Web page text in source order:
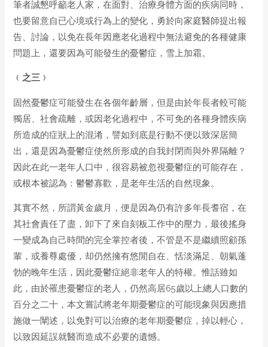
筆者誠懇呼籲老人家，在面對、治療身體方面的疾病同時，
也要留意自已心境或行為上的變化，勇於向家庭醫師提出報
告、討論，以免在長年因應老化過程中無法避免的各種健康
問題上，還要因為可能發生的憂鬱症，雪上加霜。
﹙之三﹚
固然憂鬱症可能發生在各個年齡層，但是由於年長者較可能
獨居、社會疏離，或因老化過程中，不可免的各種身體疾病
所造成的症狀上的混淆，譬如到底是行動不便以致深居簡
出，還是因為憂鬱症使然所形成的自我封閉而與外界隔離？
因此在此一老年人口中，很容易被忽視憂鬱症的可能存在，
或根本被認為：鬱鬱寡歡，是老年生活的自然現象。
其實不然，所謂黃金歲月，便是因為仍有許多年長耆宿，在
其社會責任了盡，卸下了來自刻板工作中的壓力，最後搖身
一變成為自己時間的完全掌控者後，不管是不是繼續照顧孫
輩，或養尊處優，却仍然擁有悠閒自在、恬淡滿足、朝氣蓬
勃的晚年生活，因此憂鬱症絕非老年人的特權。惟話雖如
此，由於罹患憂鬱症的老人，仍然高居65歲以上總人口數的
百分之二十，本文嘗試將老年期憂鬱症的可能現象與因應措
施做一闡述，以免對可以治療的老年期憂鬱症，掉以輕心，
以致因延誤就醫而造成不必要的遺憾。